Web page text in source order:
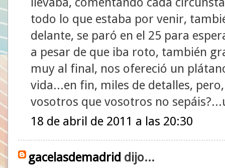
todo lo que estaba por venir,
delante, se paró en el 25 para
a pesar de que iba roto, también
muy al final, nos ofereció un
vida...en fin, miles de detalles,
vosotros que vosotros no
18 de abril de 2011 a las 20:30
gacelasdemadrid dijo...